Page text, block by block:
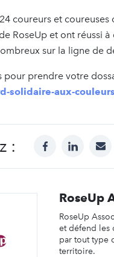
coureurs et
RoseUp et ont réussi
sur la ligne de
pour prendre votre
solidaire-aux-
: facebooklinkedinmail
RoseUp
RoseUp
et défend les
par tout type
territoire.